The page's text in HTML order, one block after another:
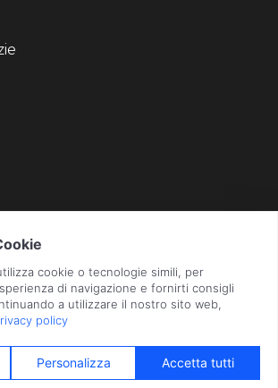
· Capitale Sociale i.v. € 800.000,00